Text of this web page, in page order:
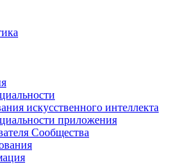
искусственного интеллекта
приложения
Сообщества